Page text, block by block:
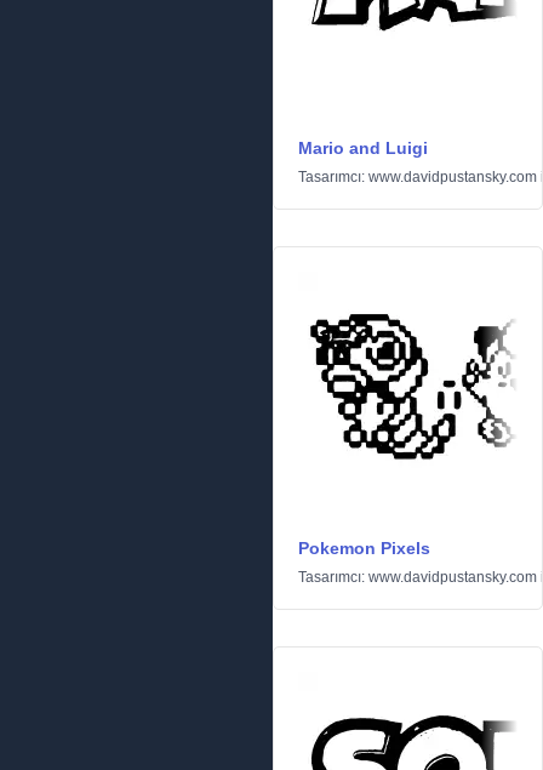
Mario and Luigi
Tasarımcı: www.davidpustansky.com
Pokemon Pixels
Tasarımcı: www.davidpustansky.com